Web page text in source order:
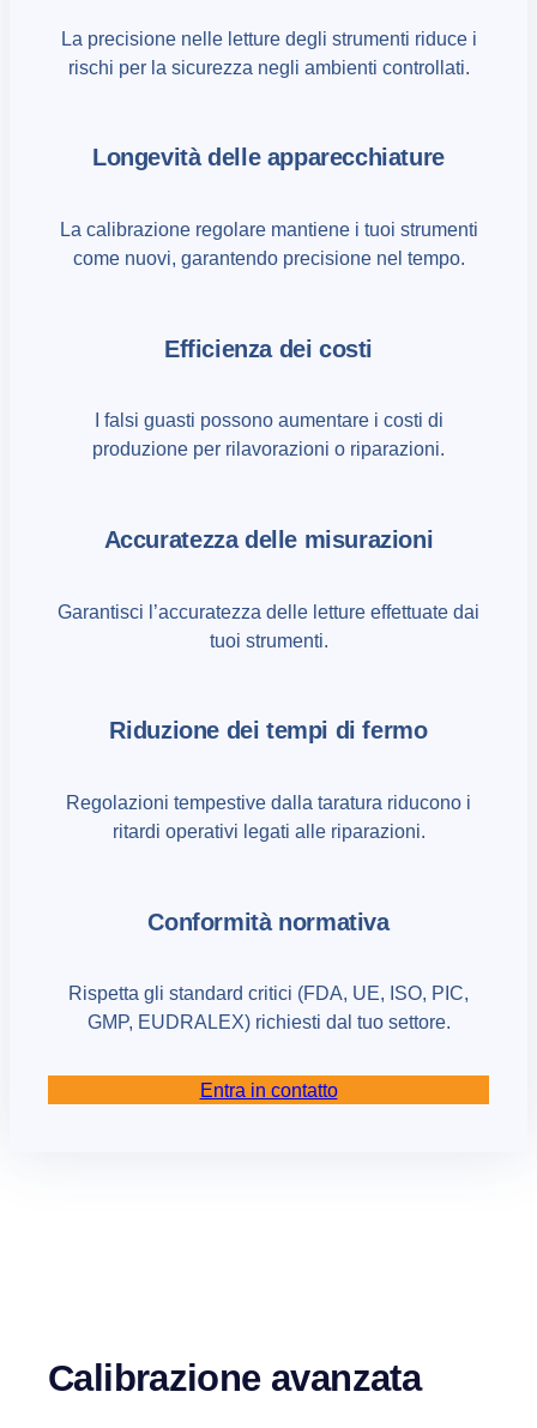
La precisione nelle letture degli strumenti riduce i
rischi per la sicurezza negli ambienti controllati.
Longevità delle apparecchiature
La calibrazione regolare mantiene i tuoi strumenti
come nuovi, garantendo precisione nel tempo.
Efficienza dei costi
I falsi guasti possono aumentare i costi di
produzione per rilavorazioni o riparazioni.
Accuratezza delle misurazioni
Garantisci l’accuratezza delle letture effettuate dai
tuoi strumenti.
Riduzione dei tempi di fermo
Regolazioni tempestive dalla taratura riducono i
ritardi operativi legati alle riparazioni.
Conformità normativa
Rispetta gli standard critici (FDA, UE, ISO, PIC,
GMP, EUDRALEX) richiesti dal tuo settore.
Entra in contatto
Calibrazione avanzata